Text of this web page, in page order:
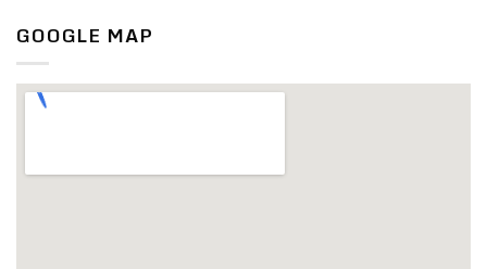
GOOGLE MAP